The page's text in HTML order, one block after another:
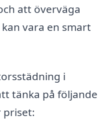
att överväga
vara en smart
i
tänka på följande
priset: